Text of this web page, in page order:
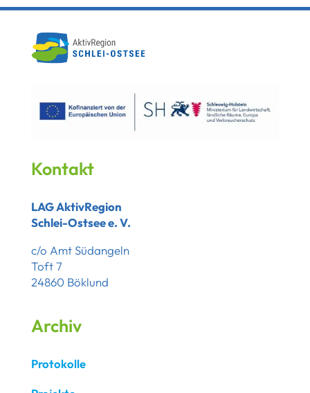
Kontakt
LAG AktivRegion
Schlei-Ostsee e. V.
c/o Amt Südangeln
Toft 7
24860 Böklund
Archiv
Protokolle